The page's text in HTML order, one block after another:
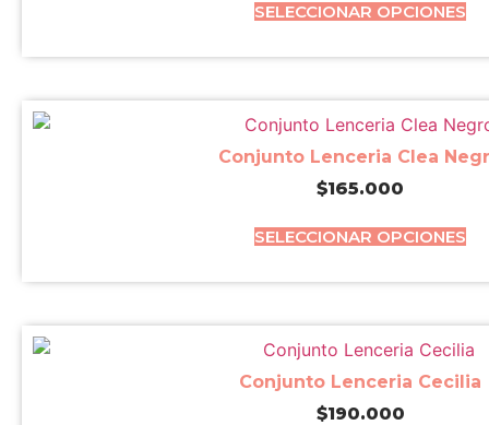
SELECCIONAR OPCIONES
Conjunto Lenceria Clea
$165.000
SELECCIONAR OPCIONES
Conjunto Lenceria Cecilia
$190.000